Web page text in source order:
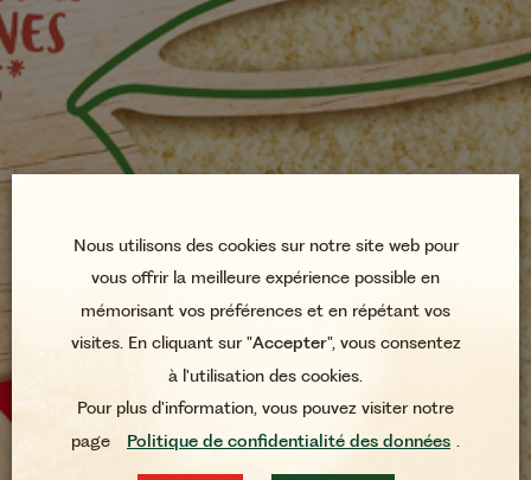
Nous utilisons des cookies sur notre site web pour
vous offrir la meilleure expérience possible en
mémorisant vos préférences et en répétant vos
visites. En cliquant sur "Accepter", vous consentez
à l'utilisation des cookies.
Pour plus d'information, vous pouvez visiter notre
page
Politique de confidentialité des données .